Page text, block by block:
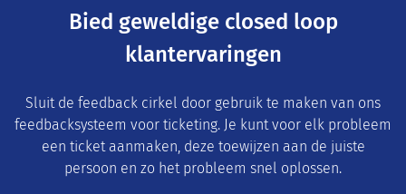
Bied geweldige closed loop
klantervaringen
Sluit de feedback cirkel door gebruik te maken van ons
feedbacksysteem voor ticketing. Je kunt voor elk probleem
een ticket aanmaken, deze toewijzen aan de juiste
persoon en zo het probleem snel oplossen.